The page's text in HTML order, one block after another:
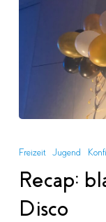
&
Disco
Freizeit Jugend Konfi
Recap:
Disco